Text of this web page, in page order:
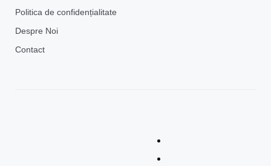
Politica de confidențialitate
Despre Noi
Contact